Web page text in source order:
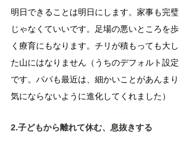
明日できることは明日にします。家事も完璧
じゃなくていいです。足場の悪いところを歩
く療育にもなります。チリが積もっても大し
た山にはなりません（うちのデフォルト設定
です。パパも最近は、細かいことがあんまり
気にならないように進化してくれました）
2.子どもから離れて休む、息抜きする